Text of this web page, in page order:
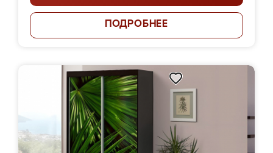
ПОДРОБНЕЕ